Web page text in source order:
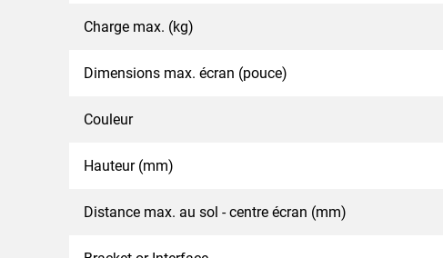
Charge max. (kg)
Dimensions max. écran (pouce)
Couleur
Hauteur (mm)
Distance max. au sol - centre écran (mm)